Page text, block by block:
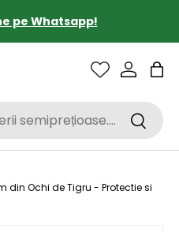
pe Whatsapp!
Sac
din Ochi de Tigru - Protectie si